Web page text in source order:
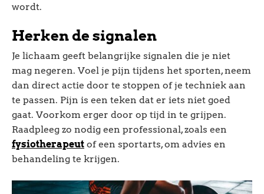
wordt.
Herken de signalen
Je lichaam geeft belangrijke signalen die je niet
mag negeren. Voel je pijn tijdens het sporten, neem
dan direct actie door te stoppen of je techniek aan
te passen. Pijn is een teken dat er iets niet goed
gaat. Voorkom erger door op tijd in te grijpen.
Raadpleeg zo nodig een professional, zoals een
fysiotherapeut of een sportarts, om advies en
behandeling te krijgen.